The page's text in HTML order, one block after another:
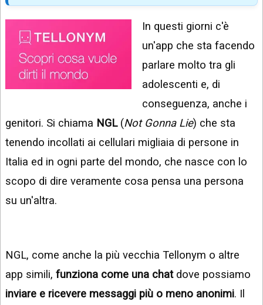
LETTI
ULTIMI
POST
ARCHIVIO
VIDEO
ARGOMENTI:
IPHONE
ANDROID
AI
TECNOLOGIA
WINDOWS
YOUTUBE
X
INSTAGRAM
NEWS
LINKEDIN
In questi giorni c'è
un'app che sta facendo
parlare molto tra gli
adolescenti e, di
conseguenza, anche i
genitori. Si chiama NGL(Not Gonna Lie) che sta
tenendo incollati ai cellulari migliaia di persone in
Italia ed in ogni parte del mondo, che nasce con lo
scopo di dire veramente cosa pensa una persona
su un'altra.
NGL, come anche la più vecchia Tellonym o altre
app simili, funziona come una chatdove possiamo
inviare e ricevere messaggi più o meno anonimi. Il